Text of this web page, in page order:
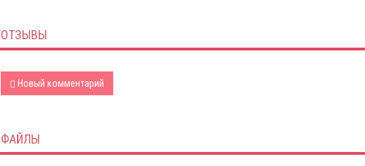
ОТЗЫВЫ
Новый комментарий
ФАЙЛЫ